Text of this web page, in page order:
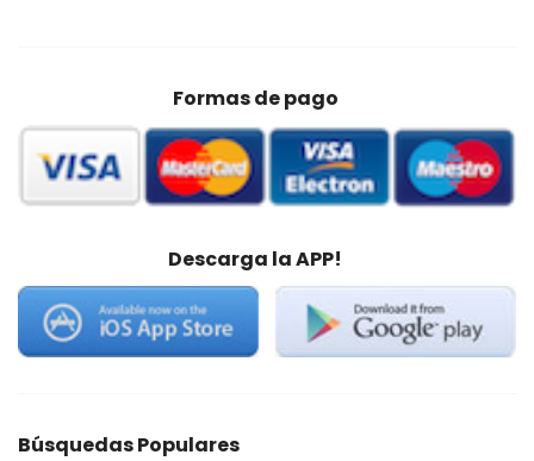
Formas de pago
Descarga la APP!
Búsquedas Populares